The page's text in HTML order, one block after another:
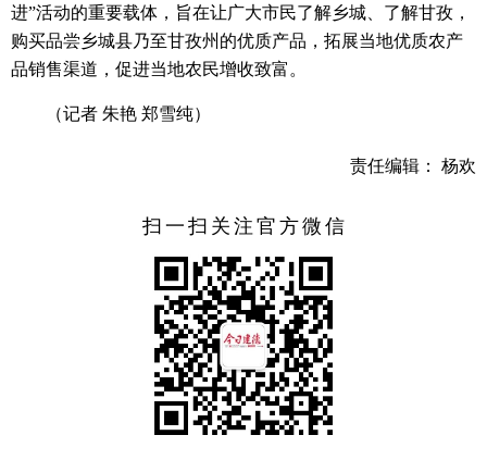
进”活动的重要载体，旨在让广大市民了解乡城、了解甘孜，
购买品尝乡城县乃至甘孜州的优质产品，拓展当地优质农产
品销售渠道，促进当地农民增收致富。
（记者 朱艳 郑雪纯）
责任编辑： 杨欢
扫一扫关注官方微信